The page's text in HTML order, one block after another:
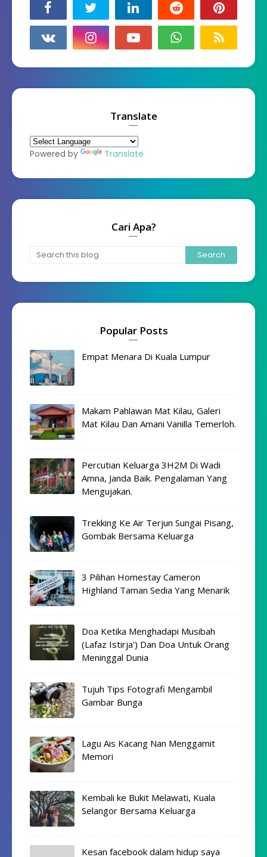
Translate
Powered by Translate
Cari Apa?
Popular Posts
Empat Menara Di Kuala Lumpur
Makam Pahlawan Mat Kilau, Galeri
Mat Kilau Dan Amani Vanilla Temerloh.
Percutian Keluarga 3H2M Di Wadi
Amna, Janda Baik. Pengalaman Yang
Mengujakan.
Trekking Ke Air Terjun Sungai Pisang,
Gombak Bersama Keluarga
3 Pilihan Homestay Cameron
Highland Taman Sedia Yang Menarik
Doa Ketika Menghadapi Musibah
(Lafaz Istirja') Dan Doa Untuk Orang
Meninggal Dunia
Tujuh Tips Fotografi Mengambil
Gambar Bunga
Lagu Ais Kacang Nan Menggamit
Memori
Kembali ke Bukit Melawati, Kuala
Selangor Bersama Keluarga
Kesan facebook dalam hidup saya